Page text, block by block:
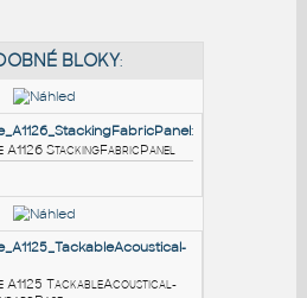
PODOBNÉ BLOKY